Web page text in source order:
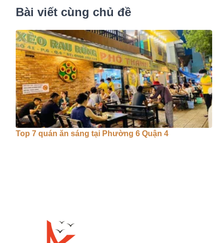
Bài viết cùng chủ đề
Top 7 quán ăn sáng tại Phường 6 Quận 4